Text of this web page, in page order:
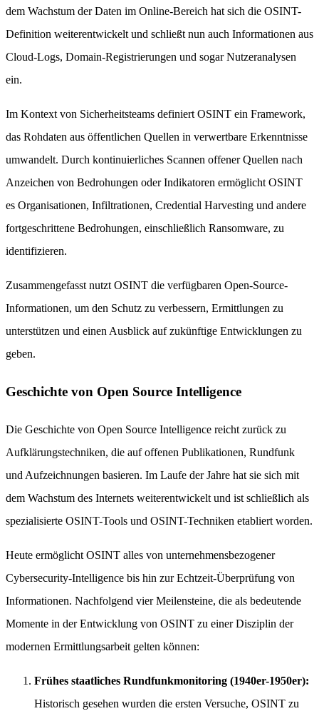
dem Wachstum der Daten im Online-Bereich hat sich die OSINT-
Definition weiterentwickelt und schließt nun auch Informationen aus
Cloud-Logs, Domain-Registrierungen und sogar Nutzeranalysen
ein.
Im Kontext von Sicherheitsteams definiert OSINT ein Framework,
das Rohdaten aus öffentlichen Quellen in verwertbare Erkenntnisse
umwandelt. Durch kontinuierliches Scannen offener Quellen nach
Anzeichen von Bedrohungen oder Indikatoren ermöglicht OSINT
es Organisationen, Infiltrationen, Credential Harvesting und andere
fortgeschrittene Bedrohungen, einschließlich Ransomware, zu
identifizieren.
Zusammengefasst nutzt OSINT die verfügbaren Open-Source-
Informationen, um den Schutz zu verbessern, Ermittlungen zu
unterstützen und einen Ausblick auf zukünftige Entwicklungen zu
geben.
Geschichte von Open Source Intelligence
Die Geschichte von Open Source Intelligence reicht zurück zu
Aufklärungstechniken, die auf offenen Publikationen, Rundfunk
und Aufzeichnungen basieren. Im Laufe der Jahre hat sie sich mit
dem Wachstum des Internets weiterentwickelt und ist schließlich als
spezialisierte OSINT-Tools und OSINT-Techniken etabliert worden.
Heute ermöglicht OSINT alles von unternehmensbezogener
Cybersecurity-Intelligence bis hin zur Echtzeit-Überprüfung von
Informationen. Nachfolgend vier Meilensteine, die als bedeutende
Momente in der Entwicklung von OSINT zu einer Disziplin der
modernen Ermittlungsarbeit gelten können:
Frühes staatliches Rundfunkmonitoring (1940er-1950er):
Historisch gesehen wurden die ersten Versuche, OSINT zu